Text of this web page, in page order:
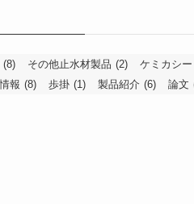
(8) その他止水材製品 (2) ケミカシー
報 (8) 歩掛 (1) 製品紹介 (6) 論文